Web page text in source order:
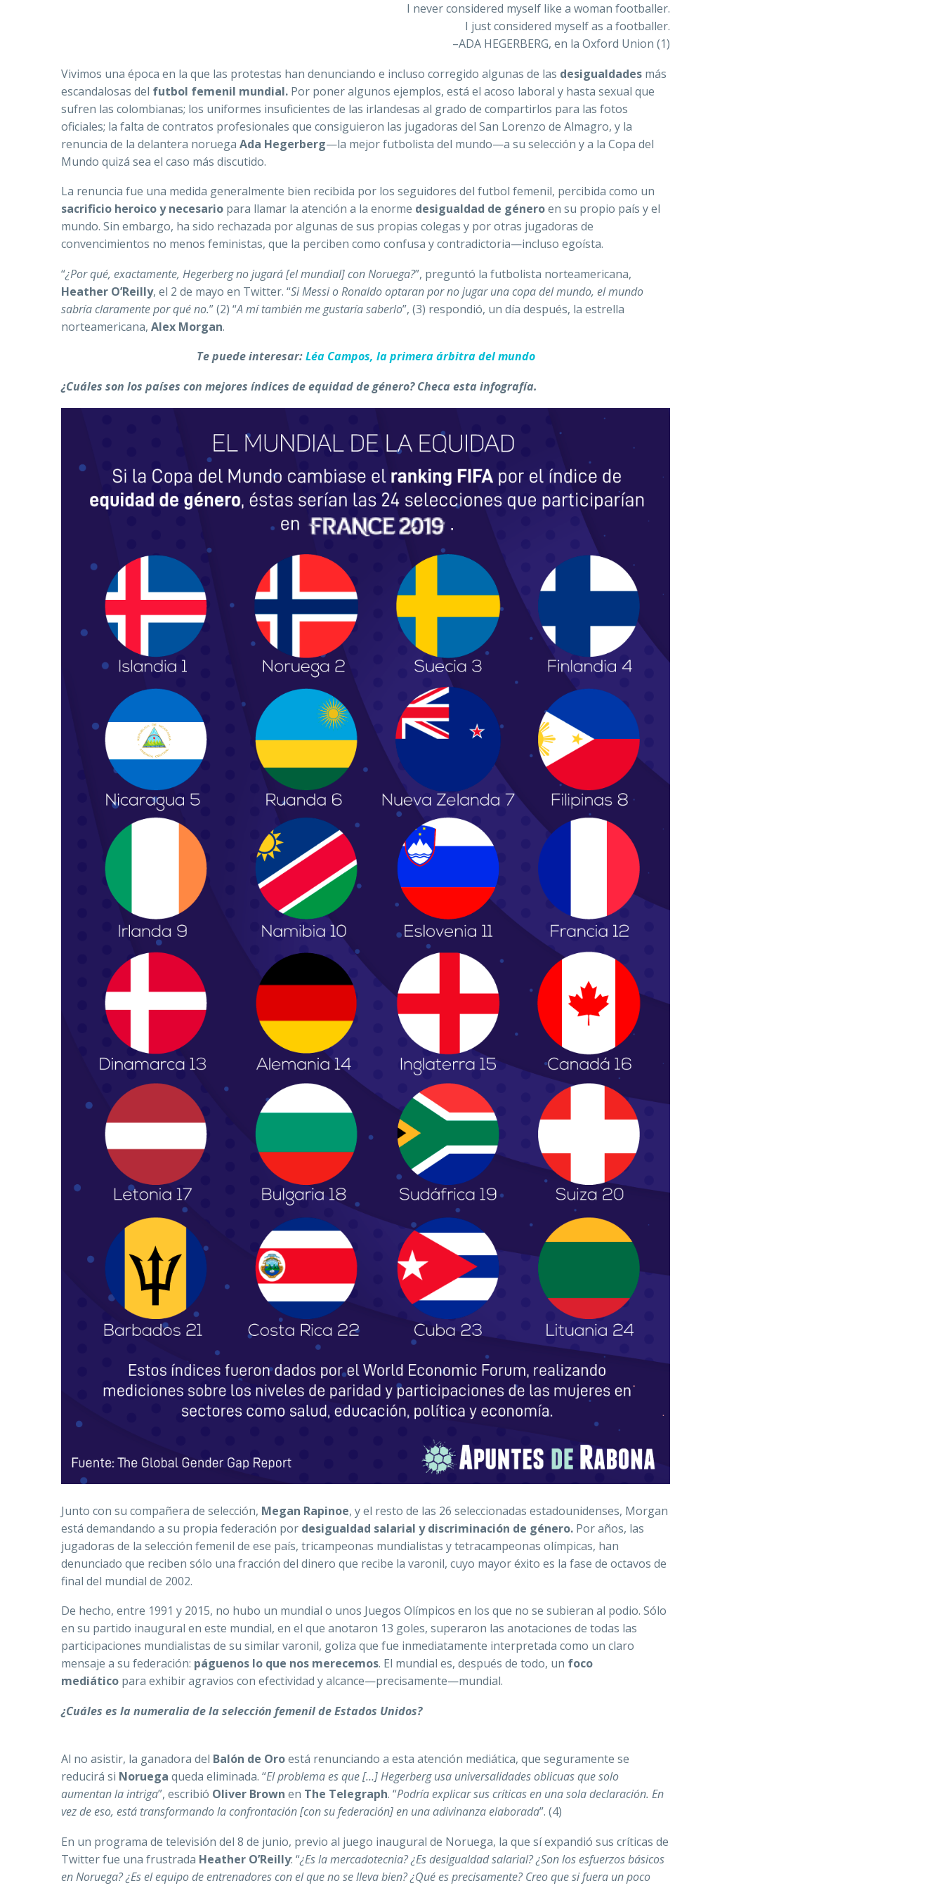
I never considered myself like a woman footballer.
I just considered myself as a footballer.
–ADA HEGERBERG, en la Oxford Union (1)
Vivimos una época en la que las protestas han denunciando e incluso corregido algunas de las desigualdades más
escandalosas del futbol femenil mundial. Por poner algunos ejemplos, está el acoso laboral y hasta sexual que
sufren las colombianas; los uniformes insuficientes de las irlandesas al grado de compartirlos para las fotos
oficiales; la falta de contratos profesionales que consiguieron las jugadoras del San Lorenzo de Almagro, y la
renuncia de la delantera noruega Ada Hegerberg—la mejor futbolista del mundo—a su selección y a la Copa del
Mundo quizá sea el caso más discutido.
La renuncia fue una medida generalmente bien recibida por los seguidores del futbol femenil, percibida como un
sacrificio heroico y necesario para llamar la atención a la enorme desigualdad de géneroen su propio país y el
mundo. Sin embargo, ha sido rechazada por algunas de sus propias colegas y por otras jugadoras de
convencimientos no menos feministas, que la perciben como confusa y contradictoria—incluso egoísta.
“¿Por qué, exactamente, Hegerberg no jugará [el mundial] con Noruega?”, preguntó la futbolista norteamericana,
Heather O’Reilly, el 2 de mayo en Twitter. “Si Messi o Ronaldo optaran por no jugar una copa del mundo, el mundo
sabría claramente por qué no.” (2) “A mí también me gustaría saberlo”, (3) respondió, un día después, la estrella
norteamericana, Alex Morgan.
Te puede interesar:Léa Campos, la primera árbitra del mundo
¿Cuáles son los países con mejores índices de equidad de género? Checa esta infografía.
Junto con su compañera de selección, Megan Rapinoe, y el resto de las 26 seleccionadas estadounidenses, Morgan
está demandando a su propia federación por desigualdad salarial y discriminación de género. Por años, las
jugadoras de la selección femenil de ese país, tricampeonas mundialistas y tetracampeonas olímpicas, han
denunciado que reciben sólo una fracción del dinero que recibe la varonil, cuyo mayor éxito es la fase de octavos de
final del mundial de 2002.
De hecho, entre 1991 y 2015, no hubo un mundial o unos Juegos Olímpicos en los que no se subieran al podio. Sólo
en su partido inaugural en este mundial, en el que anotaron 13 goles, superaron las anotaciones de todas las
participaciones mundialistas de su similar varonil, goliza que fue inmediatamente interpretada como un claro
mensaje a su federación: páguenos lo que nos merecemos. El mundial es, después de todo, un foco
mediático para exhibir agravios con efectividad y alcance—precisamente—mundial.
¿Cuáles es la numeralia de la selección femenil de Estados Unidos?
Al no asistir, la ganadora del Balón de Oroestá renunciando a esta atención mediática, que seguramente se
reducirá si Noruega queda eliminada. “El problema es que […] Hegerberg usa universalidades oblicuas que solo
aumentan la intriga”, escribió Oliver Brown en The Telegraph. “Podría explicar sus críticas en una sola declaración. En
vez de eso, está transformando la confrontación [con su federación] en una adivinanza elaborada”. (4)
En un programa de televisión del 8 de junio, previo al juego inaugural de Noruega, la que sí expandió sus críticas de
Twitter fue una frustrada Heather O’Reilly: “¿Es la mercadotecnia? ¿Es desigualdad salarial? ¿Son los esfuerzos básicos
en Noruega? ¿Es el equipo de entrenadores con el que no se lleva bien? ¿Qué es precisamente? Creo que si fuera un poco